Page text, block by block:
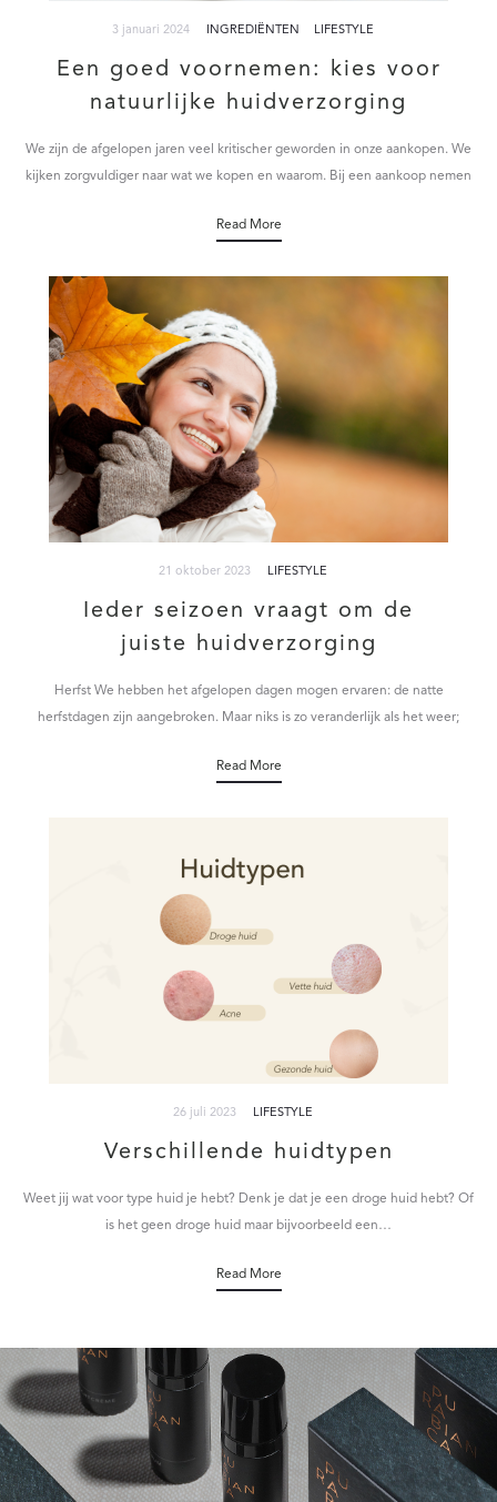
3 januari 2024 INGREDIËNTEN LIFESTYLE
Een goed voornemen: kies voor
natuurlijke huidverzorging
We zijn de afgelopen jaren veel kritischer geworden in onze aankopen. We
kijken zorgvuldiger naar wat we kopen en waarom. Bij een aankoop nemen
Read More
21 oktober 2023 LIFESTYLE
Ieder seizoen vraagt om de
juiste huidverzorging
Herfst We hebben het afgelopen dagen mogen ervaren: de natte
herfstdagen zijn aangebroken. Maar niks is zo veranderlijk als het weer;
Read More
26 juli 2023 LIFESTYLE
Verschillende huidtypen
Weet jij wat voor type huid je hebt? Denk je dat je een droge huid hebt? Of
is het geen droge huid maar bijvoorbeeld een…
Read More